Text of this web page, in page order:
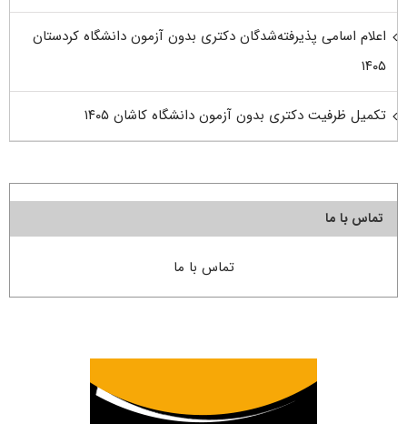
اعلام اسامی پذیرفته‌شدگان دکتری بدون آزمون دانشگاه کردستان
۱۴۰۵
تکمیل ظرفیت دکتری بدون آزمون دانشگاه کاشان ۱۴۰۵
تماس با ما
تماس با ما